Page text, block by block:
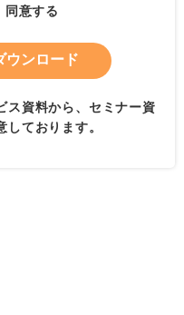
同意する
ス資料から、セミナー資
ております。